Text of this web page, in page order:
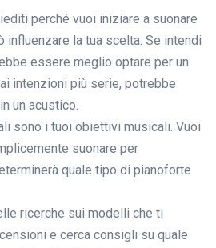
perché vuoi iniziare a suonare
influenzare la tua scelta. Se intendi
essere meglio optare per un
intenzioni più serie, potrebbe
un acustico.
sono i tuoi obiettivi musicali. Vuoi
suonare per
quale tipo di pianoforte
ricerche sui modelli che ti
e cerca consigli su quale